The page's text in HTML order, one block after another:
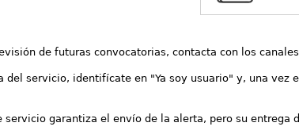
de futuras convocatorias, contacta con los
del servicio, identifícate en "Ya soy usuario" y, una vez
servicio garantiza el envío de la alerta, pero su entrega